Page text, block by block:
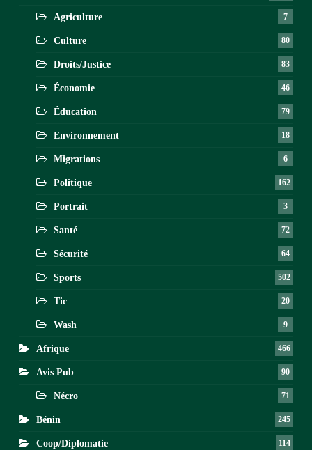
Agriculture 7
Culture 80
Droits/Justice 83
Économie 46
Éducation 79
Environnement 18
Migrations 6
Politique 162
Portrait 3
Santé 72
Sécurité 64
Sports 502
Tic 20
Wash 9
Afrique 466
Avis Pub 90
Nécro 71
Bénin 245
Coop/Diplomatie 114